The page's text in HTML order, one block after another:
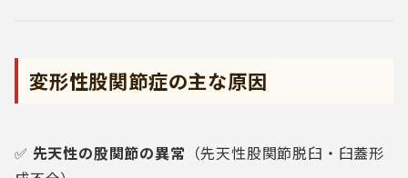
変形性股関節症の主な原因
✅ 先天性の股関節の異常 （先天性股関節脱臼・臼蓋形